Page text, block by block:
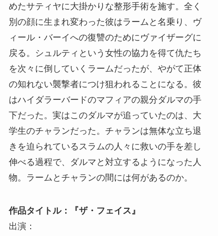
めたサティヤに大掛かりな整形手術を施す。全く
別の顔に生まれ変わった彼はラームと名乗り、ヴ
ィール・バーイへの復讐のためにヴァイザーグに
戻る。シュルティという女性の協力を得て仇たち
を次々に倒していくラームだったが、やがて正体
の知れない襲撃者につけ狙われることになる。彼
はハイダラーバードのマフィアの親分ダルマの手
下だった。実はこのダルマが追っていたのは、大
学生のチャランだった。チャランは無体な立ち退
きを迫られているスラムの人々に救いの手を差し
伸べる過程で、ダルマと対立するようになった人
物。ラームとチャランの間には何があるのか。
作品タイトル：『ザ・フェイス』
出演：